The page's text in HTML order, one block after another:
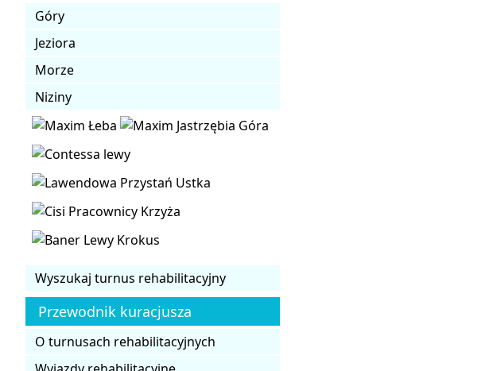
Góry
Jeziora
Morze
Niziny
Wyszukaj turnus rehabilitacyjny
Przewodnik kuracjusza
O turnusach rehabilitacyjnych